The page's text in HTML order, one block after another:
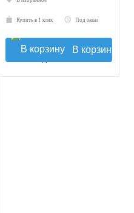
Купить в 1 клик Под заказ
В корзину